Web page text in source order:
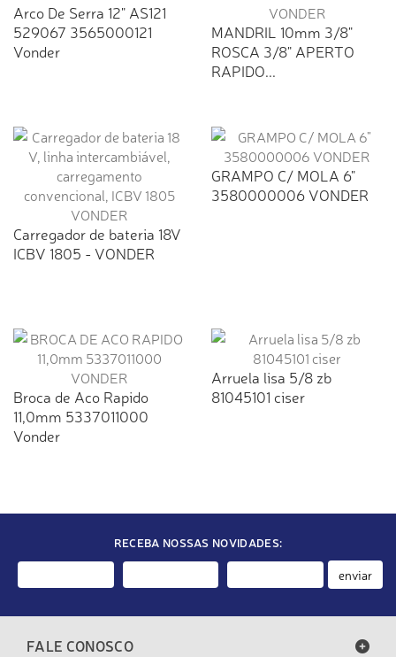
Arco De Serra 12" AS121
529067 3565000121
Vonder
MANDRIL 10mm 3/8"
ROSCA 3/8" APERTO
RAPIDO...
Carregador de bateria 18V
ICBV 1805 - VONDER
GRAMPO C/ MOLA 6"
3580000006 VONDER
Broca de Aco Rapido
11,0mm 5337011000
Vonder
Arruela lisa 5/8 zb
81045101 ciser
RECEBA NOSSAS NOVIDADES:
enviar
FALE CONOSCO